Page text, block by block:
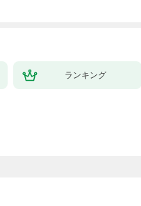
ランキング